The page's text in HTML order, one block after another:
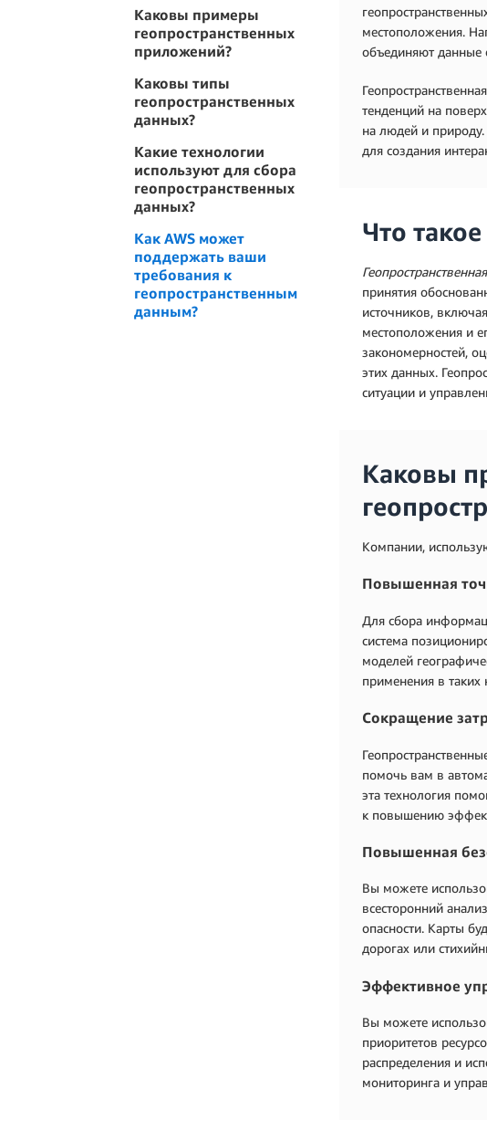
Каковы примеры
геопространственных
приложений?
Каковы типы
геопространственных
данных?
Какие технологии
используют для сбора
геопространственных
данных?
Как AWS может
поддержать ваши
требования к
геопространственным
данным?
местоположения.
объединяют данные
тенденций на
на людей и природу.
для создания
Что
принятия
источников,
местоположения и
закономерностей,
этих данных.
ситуации и
Каковы
Компании,
Повышенная
Для сбора
система
моделей
применения в таких
Сокращение
помочь вам в
эта технология
к повышению
Повышенная
Вы можете
всесторонний
опасности. Карты
дорогах или
Эффективное
Вы можете
приоритетов
распределения и
мониторинга и